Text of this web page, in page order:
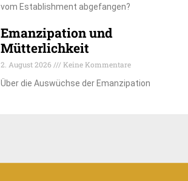
vom Establishment abgefangen?
Emanzipation und
Mütterlichkeit
2. August 2026
Keine Kommentare
Über die Auswüchse der Emanzipation